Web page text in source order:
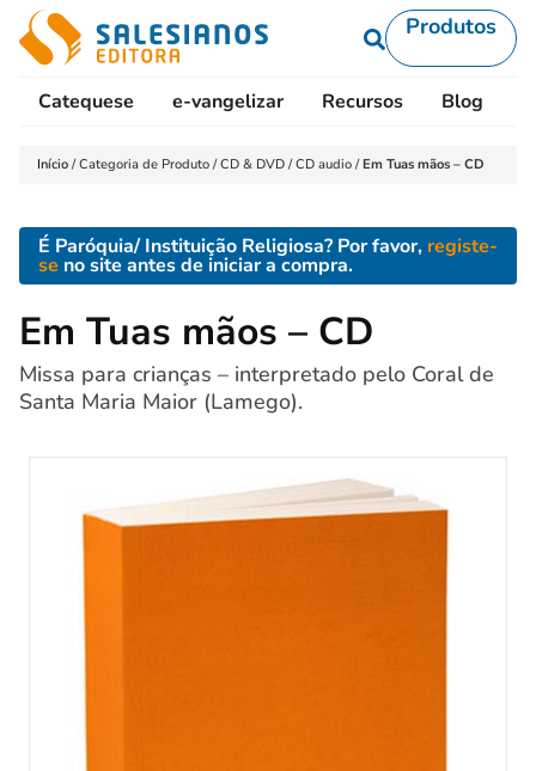
Produtos
Catequese e-vangelizar Recursos Blog
Início /Categoria de Produto /CD & DVD /CD audio /Em Tuas mãos – CD
É Paróquia/ Instituição Religiosa? Por favor, registe-
se no site antes de iniciar a compra.
Em Tuas mãos – CD
Missa para crianças – interpretado pelo Coral de
Santa Maria Maior (Lamego).